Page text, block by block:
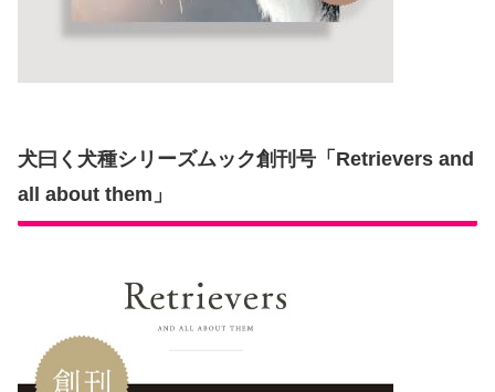
犬曰く犬種シリーズムック創刊号「Retrievers and
all about them」